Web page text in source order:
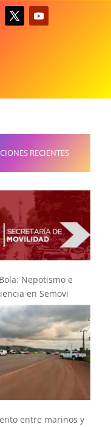
RECIENTES
Nepotismo e
en Semovi
entre marinos y